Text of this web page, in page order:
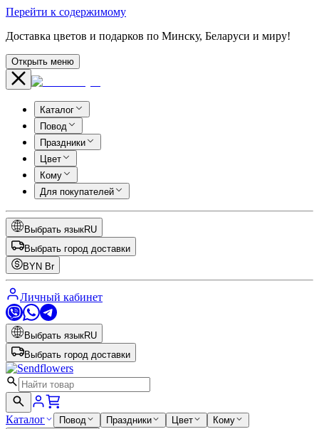
Перейти к содержимому
Доставка цветов и подарков по Минску, Беларуси и миру!
Открыть меню
Каталог
Повод
Праздники
Цвет
Кому
Для покупателей
Выбрать языкRU
Выбрать город доставки
BYN Br
Личный кабинет
Выбрать языкRU
Выбрать город доставки
Каталог Повод Праздники Цвет
Кому